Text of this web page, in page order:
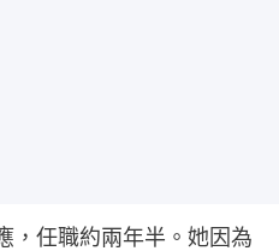
，任職約兩年半。她因為